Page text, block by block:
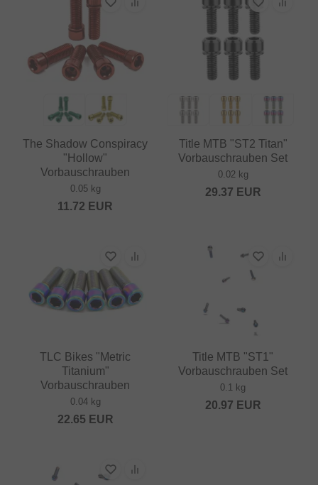
The Shadow Conspiracy
"Hollow"
Vorbauschrauben
0.05 kg
11.72 EUR
Title MTB "ST2 Titan"
Vorbauschrauben Set
0.02 kg
29.37 EUR
TLC Bikes "Metric
Titanium"
Vorbauschrauben
0.04 kg
22.65 EUR
Title MTB "ST1"
Vorbauschrauben Set
0.1 kg
20.97 EUR